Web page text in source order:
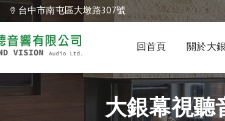
台中市南屯區大墩路307號
回首頁 關於大
大銀幕視聽